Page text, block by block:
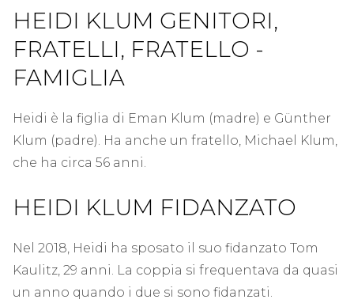
HEIDI KLUM GENITORI,
FRATELLI, FRATELLO -
FAMIGLIA
Heidi è la figlia di Eman Klum (madre) e Günther
Klum (padre). Ha anche un fratello, Michael Klum,
che ha circa 56 anni.
HEIDI KLUM FIDANZATO
Nel 2018, Heidi ha sposato il suo fidanzato Tom
Kaulitz, 29 anni. La coppia si frequentava da quasi
un anno quando i due si sono fidanzati.